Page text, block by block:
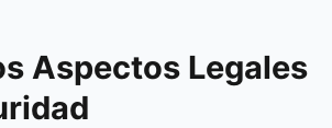
Aspectos Legales